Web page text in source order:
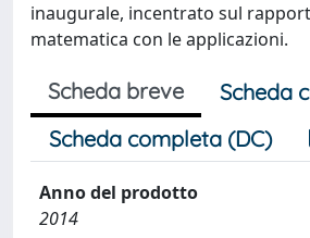
inaugurale, incentrato sul
matematica con le applicazioni.
Scheda breve
Scheda
Scheda completa (DC)
Anno del prodotto
2014